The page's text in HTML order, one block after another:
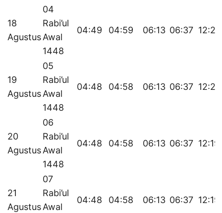
18
Agustus
04
Rabi’ul
Awal
1448
04:49 04:59 06:13 06:37 12:20
19
Agustus
05
Rabi’ul
Awal
1448
04:48 04:58 06:13 06:37 12:20
20
Agustus
06
Rabi’ul
Awal
1448
04:48 04:58 06:13 06:37 12:19
21
Agustus
07
Rabi’ul
Awal
04:48 04:58 06:13 06:37 12:19